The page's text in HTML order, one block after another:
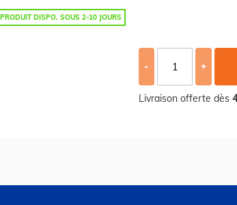
PRODUIT DISPO. SOUS 2-10 JOURS
- +
Livraison offerte dès